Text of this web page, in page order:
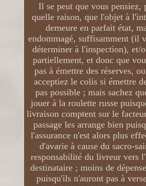
Il se peut que vous pensiez,
quelle raison, que l'objet à
demeure en parfait état,
endommagé, suffisamment (il
déterminer à l'inspection), et/
partiellement, et donc que
pas à émettre des réserves,
acceptiez le colis si émettre
pas possible ; mais sachez
jouer à la roulette russe
livraison comptent sur le
passage les arrange bien
l'assurance n'est alors plus
d'avarie à cause du sacro-
responsabilité du livreur vers
destinataire ; moins de
puisqu'ils n'auront pas à